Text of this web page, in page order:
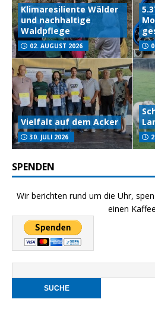
Klimaresiliente Wälder
und nachhaltige
Waldpflege
02. AUGUST 2026
Vielfalt auf dem Acker
30. JULI 2026
SPENDEN
Wir berichten rund um die Uhr,
einen